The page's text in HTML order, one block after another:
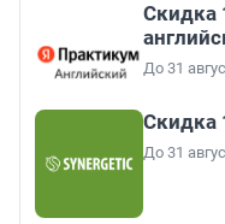
Скидка
До 31
Скидка
До 31